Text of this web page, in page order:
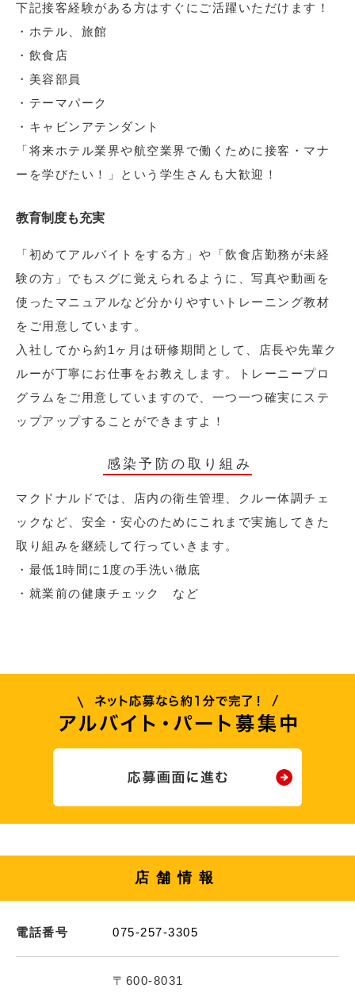
下記接客経験がある方はすぐにご活躍いただけます！
・ホテル、旅館
・飲食店
・美容部員
・テーマパーク
・キャビンアテンダント
「将来ホテル業界や航空業界で働くために接客・マナ
ーを学びたい！」という学生さんも大歓迎！
教育制度も充実
「初めてアルバイトをする方」や「飲食店勤務が未経
験の方」でもスグに覚えられるように、写真や動画を
使ったマニュアルなど分かりやすいトレーニング教材
をご用意しています。
入社してから約1ヶ月は研修期間として、店長や先輩ク
ルーが丁寧にお仕事をお教えします。トレーニープロ
グラムをご用意していますので、一つ一つ確実にステ
ップアップすることができますよ！
感染予防の取り組み
マクドナルドでは、店内の衛生管理、クルー体調チェ
ックなど、安全・安心のためにこれまで実施してきた
取り組みを継続して行っていきます。
・最低1時間に1度の手洗い徹底
・就業前の健康チェック など
店舗情報
電話番号 075-257-3305
〒600-8031